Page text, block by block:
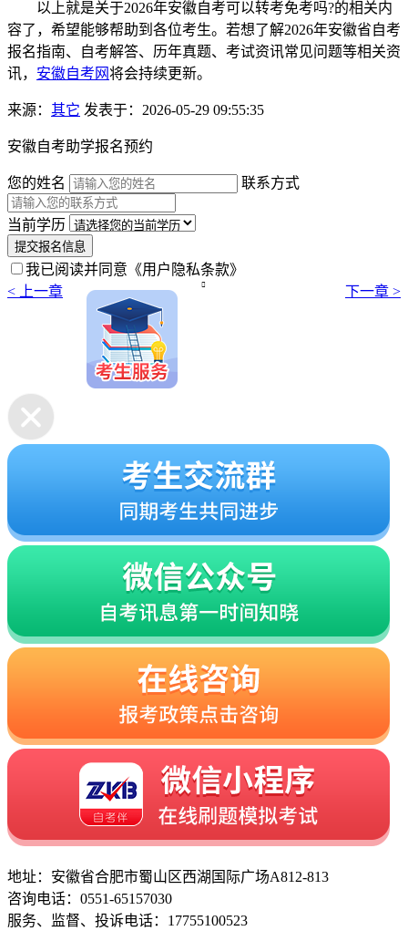
以上就是关于2026年安徽自考可以转考免考吗?的相关内
容了，希望能够帮助到各位考生。若想了解2026年安徽省自考
报名指南、自考解答、历年真题、考试资讯常见问题等相关资
讯， 安徽自考网将会持续更新。
来源： 其它 发表于：2026-05-29 09:55:35
安徽自考助学报名预约
您的姓名 联系方式
当前学历
提交报名信息
我已阅读并同意 《用户隐私条款》
< 上一章
 下一章 >
地址：安徽省合肥市蜀山区西湖国际广场A812-813
咨询电话：0551-65157030
服务、监督、投诉电话：17755100523